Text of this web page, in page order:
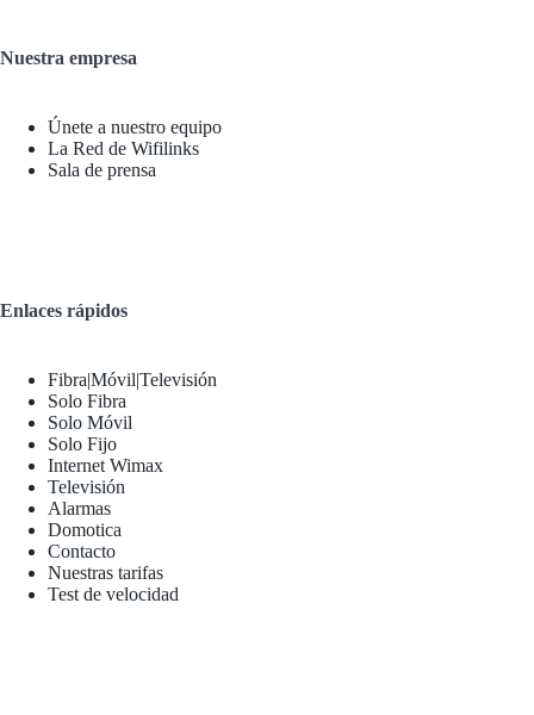
Nuestra empresa
Únete a nuestro equipo
La Red de Wifilinks
Sala de prensa
Enlaces rápidos
Fibra|Móvil|Televisión
Solo Fibra
Solo Móvil
Solo Fijo
Internet Wimax
Televisión
Alarmas
Domotica
Contacto
Nuestras tarifas
Test de velocidad